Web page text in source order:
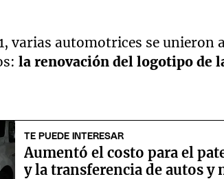
varias automotrices se unieron
la renovación del logotipo de
TE PUEDE INTERESAR
Aumentó el costo para el
y la transferencia de autos y